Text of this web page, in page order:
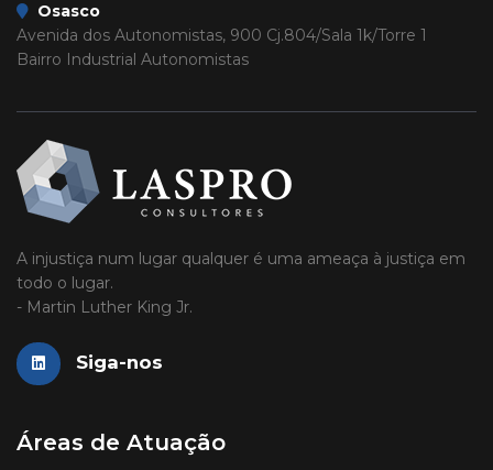
Osasco
Avenida dos Autonomistas, 900 Cj.804/Sala 1k/Torre 1
Bairro Industrial Autonomistas
A injustiça num lugar qualquer é uma ameaça à justiça em
todo o lugar.
- Martin Luther King Jr.
Siga-nos
Áreas de Atuação